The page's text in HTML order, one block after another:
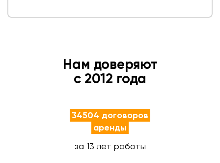
Нам доверяют
с 2012 года
34504 договоров
аренды
за 13 лет работы